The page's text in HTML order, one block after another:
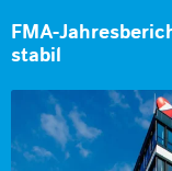
FMA-
stabil